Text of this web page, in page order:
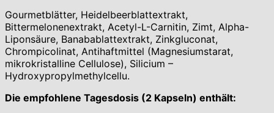
Gourmetblätter, Heidelbeerblattextrakt,
Bittermelonenextrakt, Acetyl-L-Carnitin, Zimt, Alpha-
Liponsäure, Banabablattextrakt, Zinkgluconat,
Chrompicolinat, Antihaftmittel (Magnesiumstarat,
mikrokristalline Cellulose), Silicium –
Hydroxypropylmethylcellu.
Die empfohlene Tagesdosis (2 Kapseln) enthält: